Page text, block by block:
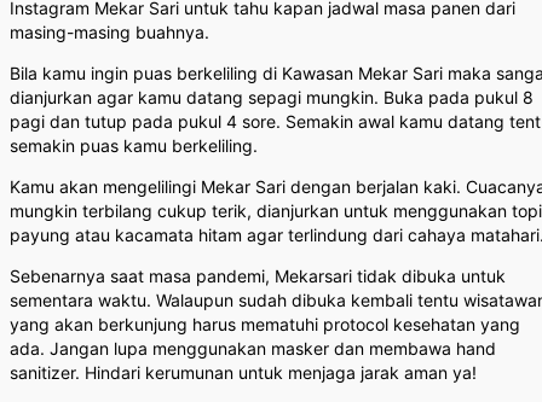
Instagram Mekar Sari untuk tahu kapan jadwal masa panen dari
masing-masing buahnya.
Bila kamu ingin puas berkeliling di Kawasan Mekar Sari maka
dianjurkan agar kamu datang sepagi mungkin. Buka pada pukul 8
pagi dan tutup pada pukul 4 sore. Semakin awal kamu datang
semakin puas kamu berkeliling.
Kamu akan mengelilingi Mekar Sari dengan berjalan kaki.
mungkin terbilang cukup terik, dianjurkan untuk menggunakan
payung atau kacamata hitam agar terlindung dari cahaya
Sebenarnya saat masa pandemi, Mekarsari tidak dibuka untuk
sementara waktu. Walaupun sudah dibuka kembali tentu
yang akan berkunjung harus mematuhi protocol kesehatan yang
ada. Jangan lupa menggunakan masker dan membawa hand
sanitizer. Hindari kerumunan untuk menjaga jarak aman ya!